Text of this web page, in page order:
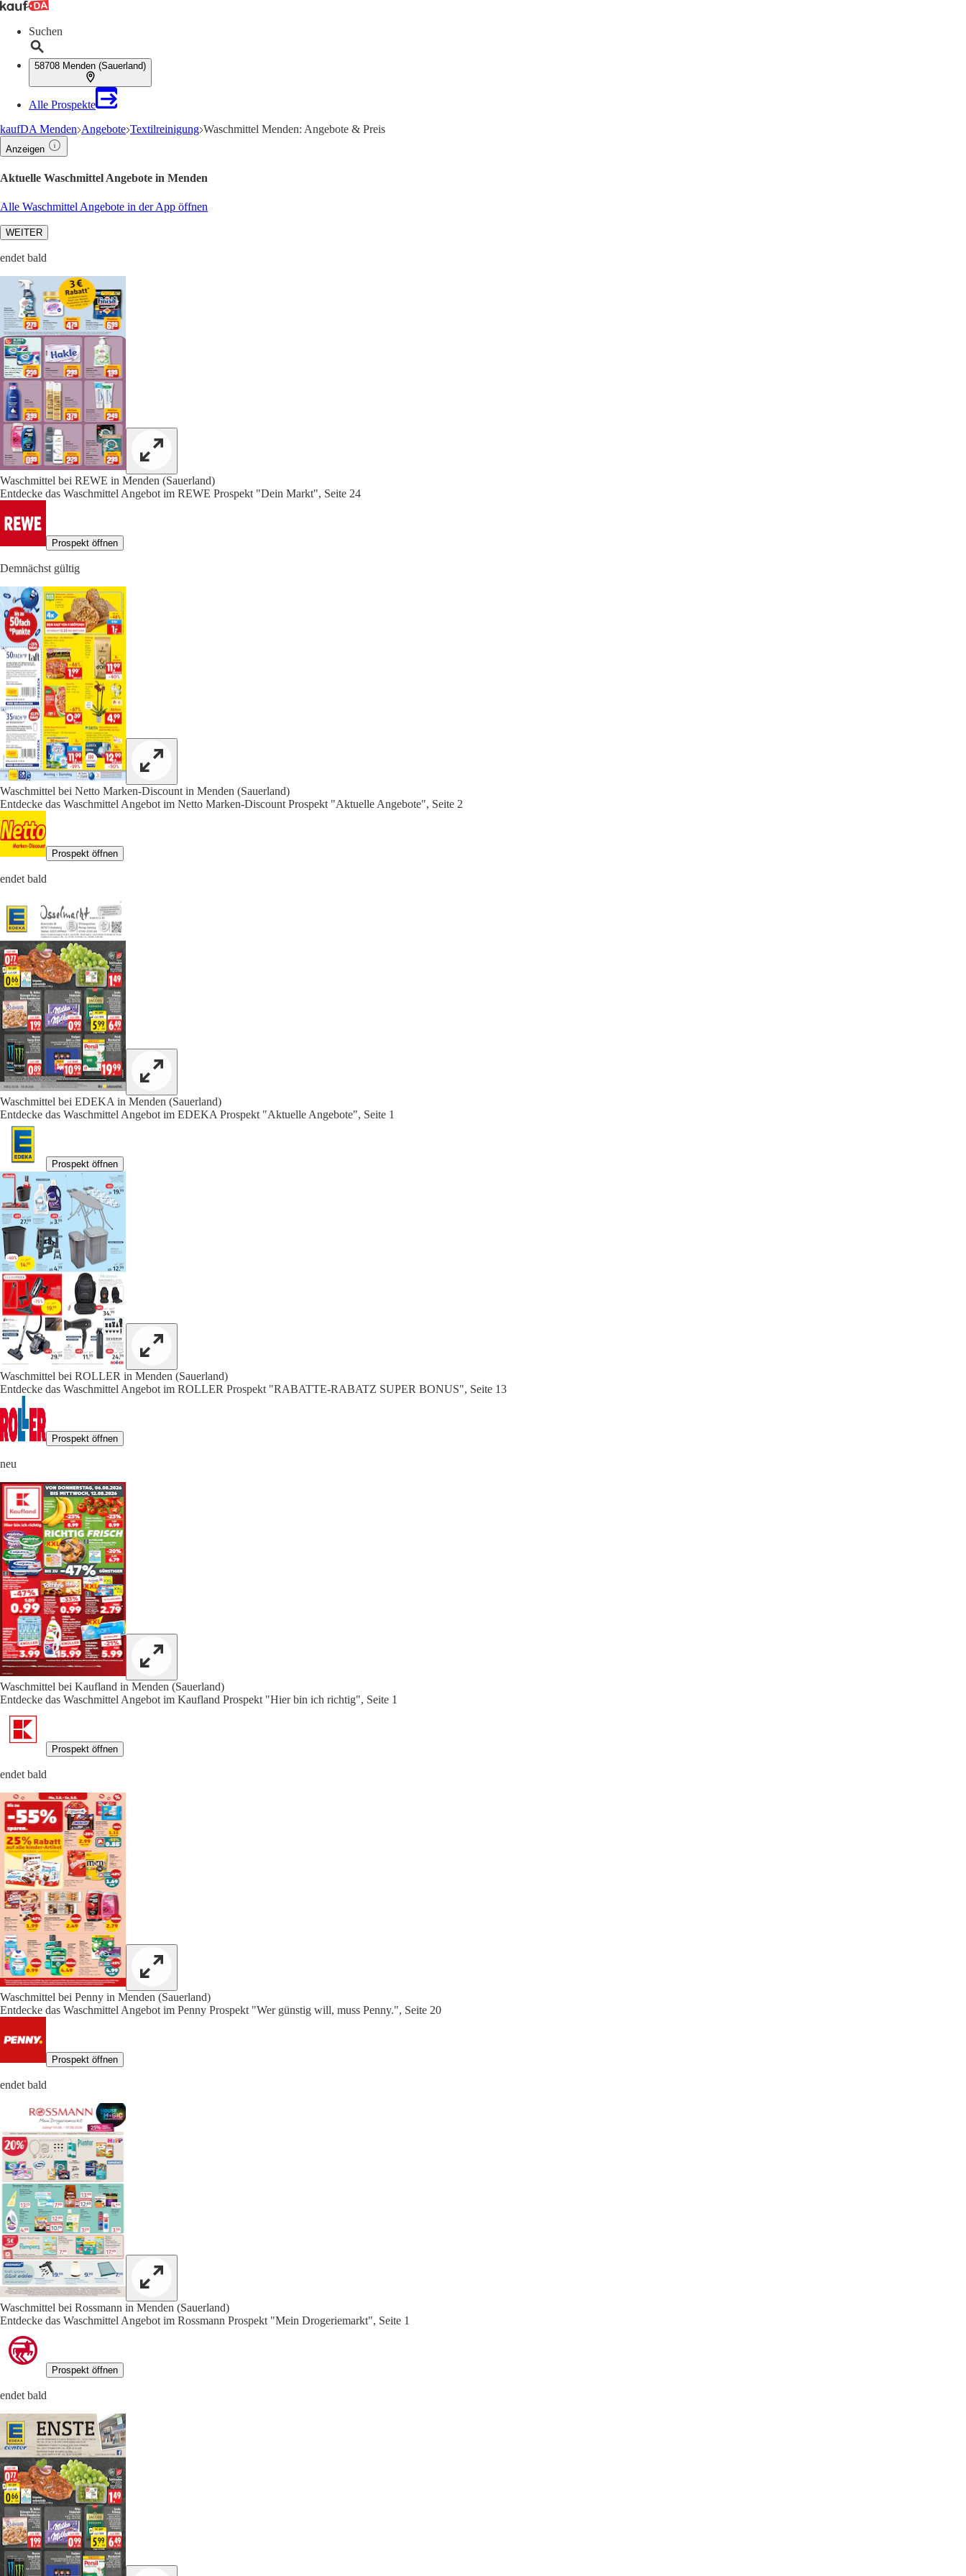
Suchen
58708 Menden (Sauerland)
Alle Prospekte
kaufDA Menden Angebote Textilreinigung Waschmittel Menden: Angebote & Preis
Anzeigen
Aktuelle Waschmittel Angebote in Menden
Alle Waschmittel Angebote in der App öffnen
WEITER
endet bald
Waschmittel bei REWE in Menden (Sauerland)
Entdecke das Waschmittel Angebot im REWE Prospekt "Dein Markt", Seite 24
Prospekt öffnen
Demnächst gültig
Waschmittel bei Netto Marken-Discount in Menden (Sauerland)
Entdecke das Waschmittel Angebot im Netto Marken-Discount Prospekt "Aktuelle Angebote", Seite 2
Prospekt öffnen
endet bald
Waschmittel bei EDEKA in Menden (Sauerland)
Entdecke das Waschmittel Angebot im EDEKA Prospekt "Aktuelle Angebote", Seite 1
Prospekt öffnen
Waschmittel bei ROLLER in Menden (Sauerland)
Entdecke das Waschmittel Angebot im ROLLER Prospekt "RABATTE-RABATZ SUPER BONUS", Seite 13
Prospekt öffnen
neu
Waschmittel bei Kaufland in Menden (Sauerland)
Entdecke das Waschmittel Angebot im Kaufland Prospekt "Hier bin ich richtig", Seite 1
Prospekt öffnen
endet bald
Waschmittel bei Penny in Menden (Sauerland)
Entdecke das Waschmittel Angebot im Penny Prospekt "Wer günstig will, muss Penny.", Seite 20
Prospekt öffnen
endet bald
Waschmittel bei Rossmann in Menden (Sauerland)
Entdecke das Waschmittel Angebot im Rossmann Prospekt "Mein Drogeriemarkt", Seite 1
Prospekt öffnen
endet bald